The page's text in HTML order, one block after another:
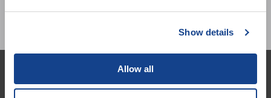
Show details
Allow all
Stopáž:2 min
Nenechte si ujít novinky z JSO!